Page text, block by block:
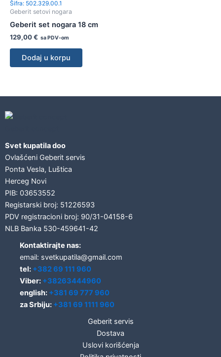
Šifra: 502.329.00.1
Geberit setovi nogara
Geberit set nogara 18 cm
129,00€ sa PDV-om
Dodaj u korpu
Svet kupatila doo
Ovlašćeni Geberit servis
Ponta Vesla, Luštica
Herceg Novi
PIB: 03653552
Registarski broj: 51226593
PDV registracioni broj: 90/31-04158-6
NLB Banka 530-459641-42
Kontaktirajte nas:
email: svetkupatila@gmail.com
tel: +382 69 111 960
Viber: +38263444960
english: +381 69 777 960
za Srbiju: +381 69 1111 960
Geberit servis
Dostava
Uslovi korišćenja